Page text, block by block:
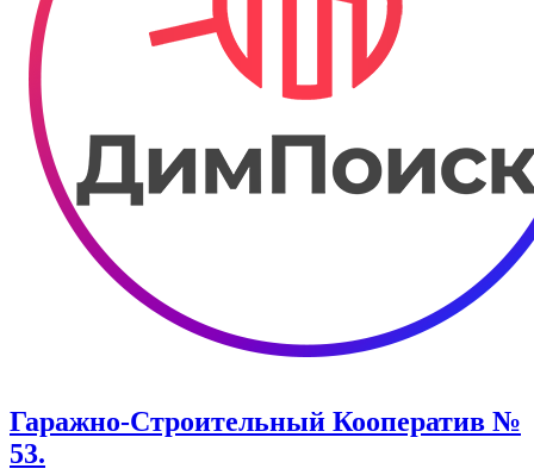
Гаражно-Строительный Кооператив №
53.